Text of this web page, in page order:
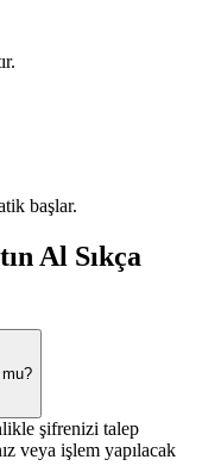
başlar.
Al Sıkça
şifrenizi talep
veya işlem yapılacak